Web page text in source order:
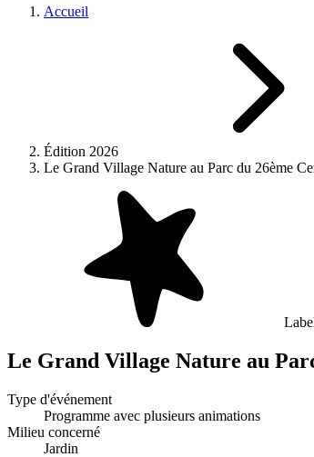
Accueil
Édition 2026
Le Grand Village Nature au Parc du 26ème
Le Grand Village Nature au
Type d'événement
Programme avec plusieurs animations
Milieu concerné
Jardin